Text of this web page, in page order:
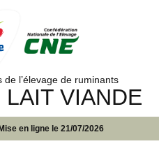
l’élevage de ruminants
VIANDE
en ligne le 21/07/2026